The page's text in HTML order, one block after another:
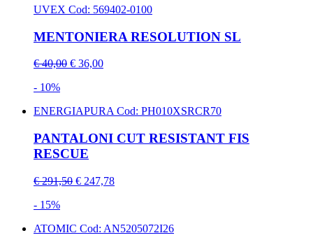
UVEX Cod: 569402-0100
MENTONIERA RESOLUTION SL
€ 40,00 € 36,00
- 10%
ENERGIAPURACod: PH010XSRCR70
PANTALONI CUT RESISTANT FIS
RESCUE
€ 291,50 € 247,78
- 15%
ATOMIC Cod: AN5205072I26